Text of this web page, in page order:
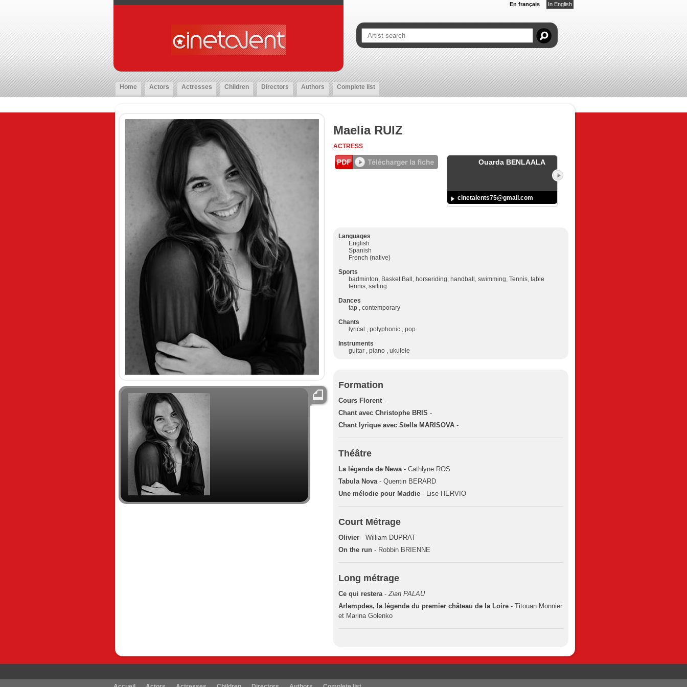
En français In English
Home Actors Actresses Children Directors Authors Complete list
Maelia RUIZ
ACTRESS
Ouarda BENLAALA
cinetalents75@gmail.com
Languages
English
Spanish
French (native)
Sports
badminton, Basket Ball, horseriding, handball, swimming, Tennis, table
tennis, sailing
Dances
tap , contemporary
Chants
lyrical , polyphonic , pop
Instruments
guitar , piano , ukulele
Formation
Cours Florent-
Chant avec Christophe BRIS -
Chant lyrique avec Stella MARISOVA -
Théâtre
La légende de Newa- Cathlyne ROS
Tabula Nova- Quentin BERARD
Une mélodie pour Maddie - Lise HERVIO
Court Métrage
Olivier - William DUPRAT
On the run - Robbin BRIENNE
Long métrage
Ce qui restera-Zian PALAU
Arlempdes, la légende du premier château de la Loire - Titouan Monnier
et Marina Golenko